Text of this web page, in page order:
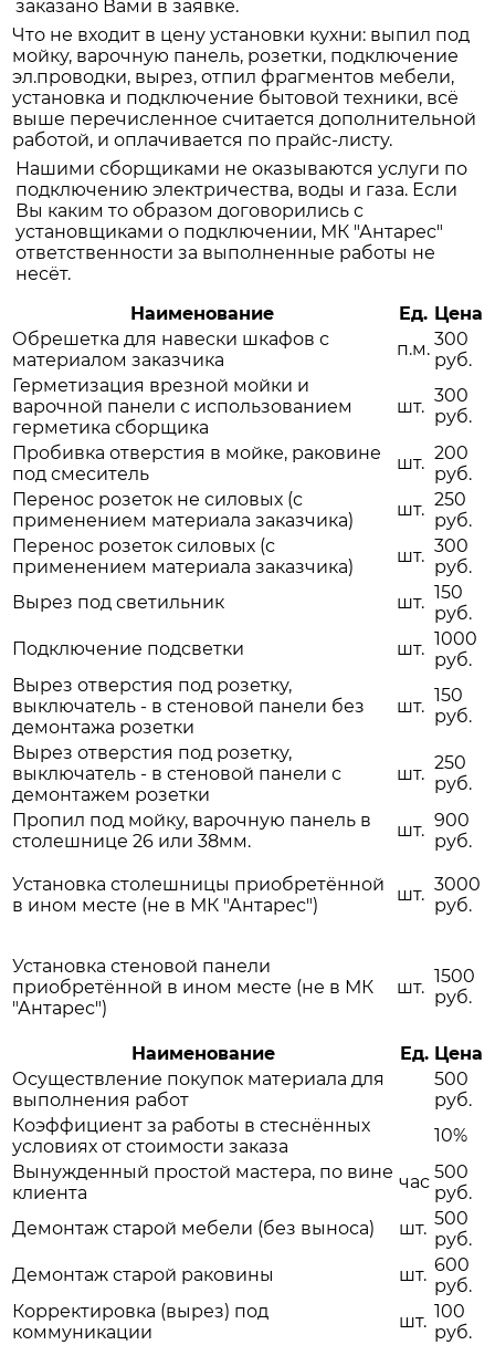
заказано Вами в заявке.
Что не входит в цену установки кухни: выпил под
мойку, варочную панель, розетки, подключение
эл.проводки, вырез, отпил фрагментов мебели,
установка и подключение бытовой техники, всё
выше перечисленное считается дополнительной
работой, и оплачивается по прайс-листу.
Нашими сборщиками не оказываются услуги по
подключению электричества, воды и газа. Если
Вы каким то образом договорились с
установщиками о подключении, МК "Антарес"
ответственности за выполненные работы не
несёт.
Наименование
Ед. Цена
Обрешетка для навески шкафов с
материалом заказчика
п.м. 300
руб.
Герметизация врезной мойки и
варочной панели с использованием
герметика сборщика
шт.
300
руб.
Пробивка отверстия в мойке, раковине
под смеситель
шт. 200
руб.
Перенос розеток не силовых (с
применением материала заказчика)
шт. 250
руб.
Перенос розеток силовых (с
применением материала заказчика)
шт. 300
руб.
Вырез под светильник
шт. 150
руб.
Подключение подсветки
шт. 1000
руб.
Вырез отверстия под розетку,
выключатель - в стеновой панели без
демонтажа розетки
шт.
150
руб.
Вырез отверстия под розетку,
выключатель - в стеновой панели с
демонтажем розетки
шт.
250
руб.
Пропил под мойку, варочную панель в
столешнице 26 или 38мм.
шт. 900
руб.
Установка столешницы приобретённой
в ином месте (не в МК "Антарес")
шт. 3000
руб.
Установка стеновой панели
приобретённой в ином месте (не в МК
"Антарес")
шт.
1500
руб.
Наименование Ед. Цена
Осуществление покупок материала для
выполнения работ
500
руб.
Коэффициент за работы в стеснённых
условиях от стоимости заказа
10%
Вынужденный простой мастера, по вине
клиента
час 500
руб.
Демонтаж старой мебели (без выноса)
шт. 500
руб.
Демонтаж старой раковины
шт. 600
руб.
Корректировка (вырез) под
коммуникации
шт. 100
руб.